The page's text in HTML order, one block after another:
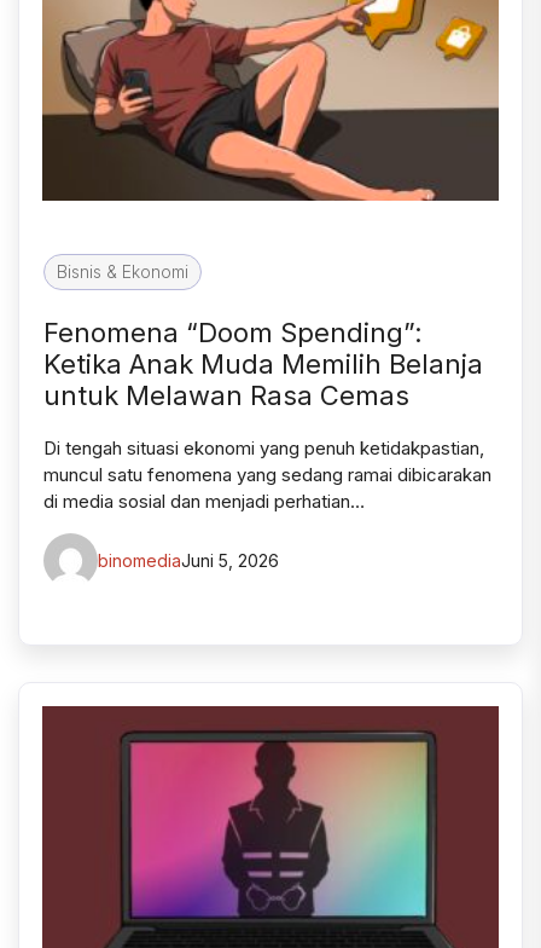
Bisnis & Ekonomi
Fenomena “Doom Spending”:
Ketika Anak Muda Memilih Belanja
untuk Melawan Rasa Cemas
Di tengah situasi ekonomi yang penuh ketidakpastian,
muncul satu fenomena yang sedang ramai dibicarakan
di media sosial dan menjadi perhatian…
binomediaJuni 5, 2026